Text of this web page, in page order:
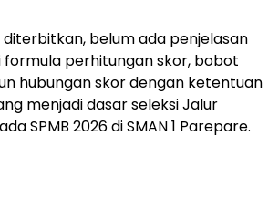
diterbitkan, belum ada penjelasan
formula perhitungan skor, bobot
hubungan skor dengan ketentuan
menjadi dasar seleksi Jalur
SPMB 2026 di SMAN 1 Parepare.